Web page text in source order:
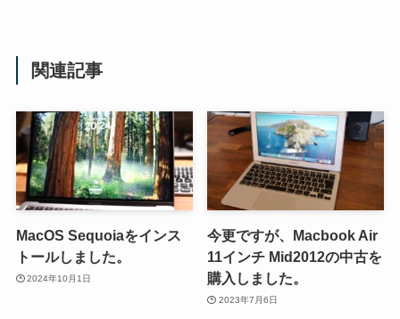
関連記事
MacOS Sequoiaをインス
トールしました。
2024年10月1日
今更ですが、Macbook Air
11インチ Mid2012の中古を
購入しました。
2023年7月6日